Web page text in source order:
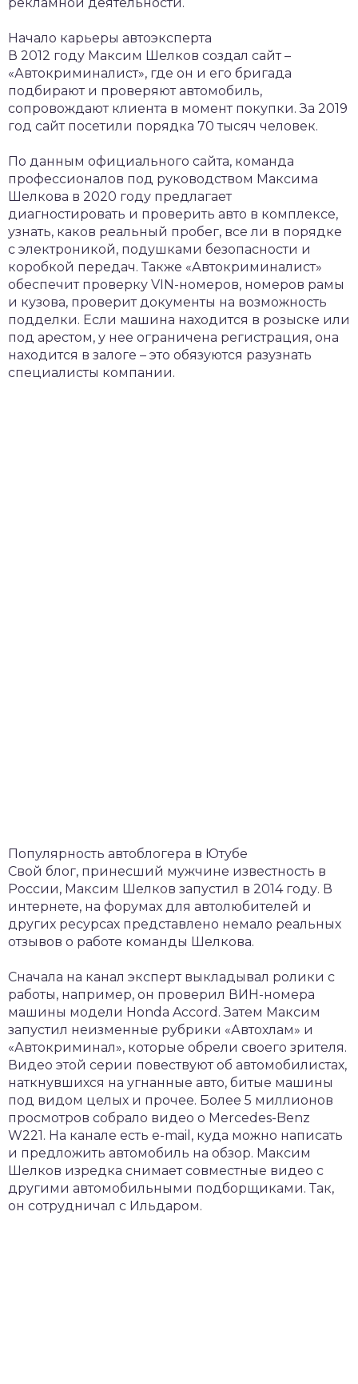
Начало карьеры автоэксперта
В 2012 году Максим Шелков создал сайт –
«Автокриминалист», где он и его бригада
подбирают и проверяют автомобиль,
сопровождают клиента в момент покупки. За 2019
год сайт посетили порядка 70 тысяч человек.
По данным официального сайта, команда
профессионалов под руководством Максима
Шелкова в 2020 году предлагает
диагностировать и проверить авто в комплексе,
узнать, каков реальный пробег, все ли в порядке
с электроникой, подушками безопасности и
коробкой передач. Также «Автокриминалист»
обеспечит проверку VIN-номеров, номеров рамы
и кузова, проверит документы на возможность
подделки. Если машина находится в розыске или
под арестом, у нее ограничена регистрация, она
находится в залоге – это обязуются разузнать
специалисты компании.
Популярность автоблогера в Ютубе
Свой блог, принесший мужчине известность в
России, Максим Шелков запустил в 2014 году. В
интернете, на форумах для автолюбителей и
других ресурсах представлено немало реальных
отзывов о работе команды Шелкова.
Сначала на канал эксперт выкладывал ролики с
работы, например, он проверил ВИН-номера
машины модели Honda Accord. Затем Максим
запустил неизменные рубрики «Автохлам» и
«Автокриминал», которые обрели своего зрителя.
Видео этой серии повествуют об автомобилистах,
наткнувшихся на угнанные авто, битые машины
под видом целых и прочее. Более 5 миллионов
просмотров собрало видео о Mercedes-Benz
W221. На канале есть e-mail, куда можно написать
и предложить автомобиль на обзор. Максим
Шелков изредка снимает совместные видео с
другими автомобильными подборщиками. Так,
он сотрудничал с Ильдаром.